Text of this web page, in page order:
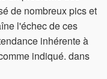
de nombreux pics et
l'échec de ces
inhérente à
indiqué. dans